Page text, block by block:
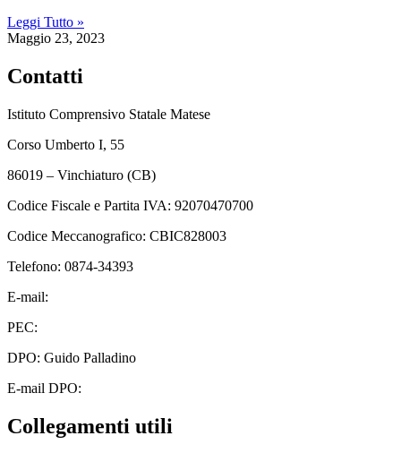
Leggi Tutto »
Maggio 23, 2023
Contatti
Istituto Comprensivo Statale Matese
Corso Umberto I, 55
86019 – Vinchiaturo (CB)
Codice Fiscale e Partita IVA: 92070470700
Codice Meccanografico: CBIC828003
Telefono: 0874-34393
E-mail:
PEC:
DPO: Guido Palladino
E-mail DPO:
Collegamenti utili